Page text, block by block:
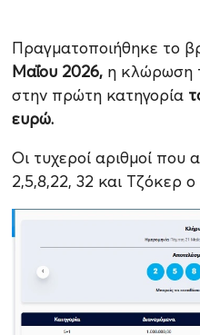
Πραγματοποιήθηκε το
Μαΐου 2026,η κλώρωση
στην πρώτη κατηγορία
ευρώ.
Οι τυχεροί αριθμοί που
2,5,8,22, 32 και Τζόκερ ο